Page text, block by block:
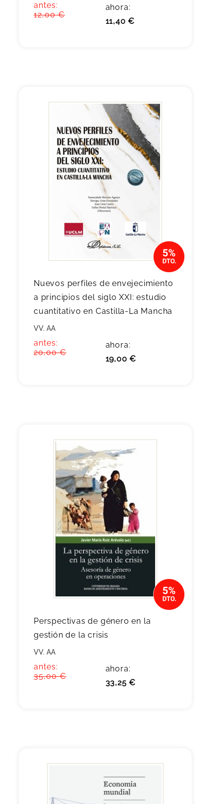
antes:
12,00 €
ahora:
11,40 €
Nuevos perfiles de envejecimiento
a principios del siglo XXI: estudio
cuantitativo en Castilla-La Mancha
VV. AA
antes:
20,00 €
ahora:
19,00 €
Perspectivas de género en la
gestión de la crisis
VV. AA
antes:
35,00 €
ahora:
33,25 €